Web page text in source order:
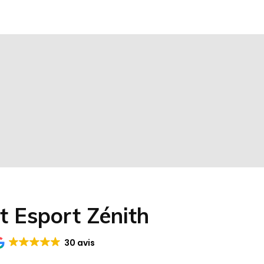
Esport Zénith
30 avis